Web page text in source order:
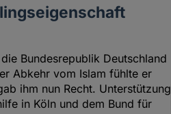
Bundesrepublik Deutschland
Abkehr vom Islam fühlte er
ihm nun Recht. Unterstützung
in Köln und dem Bund für